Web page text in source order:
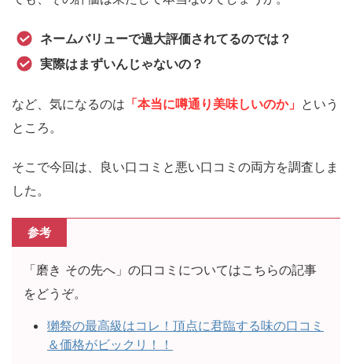
ネームバリューで過大評価されてるのでは？
実際はまずいんじゃないの？
など、気になるのは 「本当に噂通り美味しいのか」 という
ところ。
そこで今回は、良い口コミと悪い口コミの両方を調査しま
した。
参考
「磨き その先へ」の口コミについてはこちらの記事
をどうぞ。
獺祭の最高級はコレ！頂点に君臨する味の口コミ
＆価格がビックリ！！